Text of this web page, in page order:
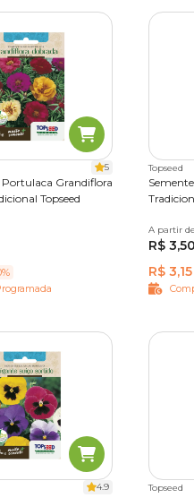
5
Portulaca Grandiflora
Topseed
Topseed
Único
A partir de
R$ 3,50
R$ 3,15
4.9 Topseed